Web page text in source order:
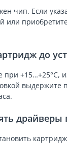
чип. Если
или
до
при +15…+25°C,
выдержите
драйверы